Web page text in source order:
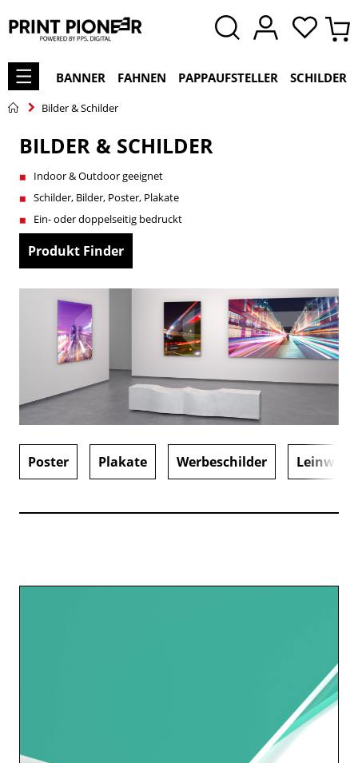
BANNER FAHNEN PAPPAUFSTELLER SCHILDER
Bilder & Schilder
BILDER & SCHILDER
Indoor & Outdoor geeignet
Schilder, Bilder, Poster, Plakate
Ein- oder doppelseitig bedruckt
Produkt Finder
Poster Plakate Werbeschilder